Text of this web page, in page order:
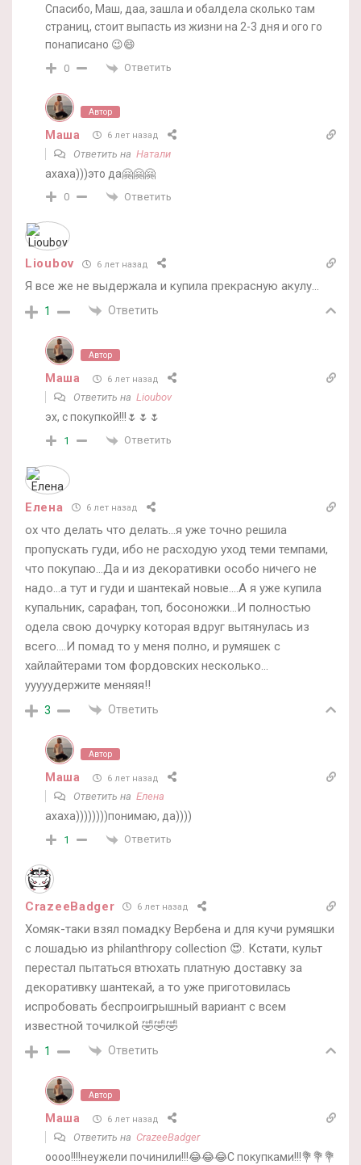
Спасибо, Маш, даа, зашла и обалдела сколько там
страниц, стоит выпасть из жизни на 2-3 дня и ого го
понаписано 😉😄
0 Ответить
Автор
Маша 6 лет назад
Ответить на Натали
ахаха)))это да🤗🤗🤗
0 Ответить
Lioubov 6 лет назад
Я все же не выдержала и купила прекрасную акулу…
1 Ответить
Автор
Маша 6 лет назад
Ответить на Lioubov
эх, с покупкой!!!🌷🌷🌷
1 Ответить
Елена 6 лет назад
ох что делать что делать…я уже точно решила
пропускать гуди, ибо не расходую уход теми темпами,
что покупаю…Да и из декоративки особо ничего не
надо…а тут и гуди и шантекай новые….А я уже купила
купальник, сарафан, топ, босоножки…И полностью
одела свою дочурку которая вдруг вытянулась из
всего….И помад то у меня полно, и румяшек с
хайлайтерами том фордовских несколько…
ууууудержите меняяя!!
3 Ответить
Автор
Маша 6 лет назад
Ответить на Елена
ахаха))))))))понимаю, да))))
1 Ответить
CrazeeBadger 6 лет назад
Хомяк-таки взял помадку Вербена и для кучи румяшки
с лошадью из philanthropy collection 😍. Кстати, культ
перестал пытаться втюхать платную доставку за
декоративку шантекай, а то уже приготовилась
испробовать беспроигрышный вариант с всем
известной точилкой 🤣🤣🤣
1 Ответить
Автор
Маша 6 лет назад
Ответить на CrazeeBadger
оооо!!!!неужели починили!!!😂😂😂С покупками!!!💐💐💐